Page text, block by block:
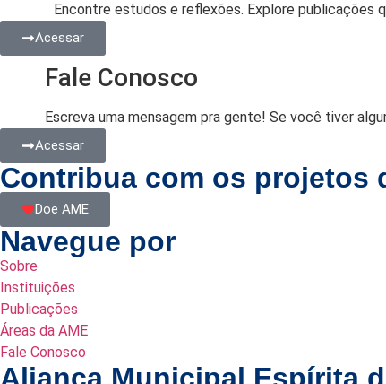
Encontre estudos e reflexões. Explore publicações
Acessar
Fale Conosco
Escreva uma mensagem pra gente! Se você tiver
Acessar
Contribua com os projetos
Doe AME
Navegue por
Sobre
Instituições
Publicações
Áreas da AME
Fale Conosco